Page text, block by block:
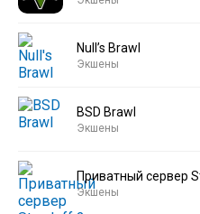
Null’s Brawl
Экшены
BSD Brawl
Экшены
Приватный сервер
Экшены